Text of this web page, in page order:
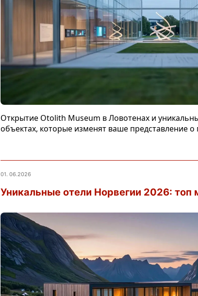
Открытие Otolith Museum в Ловотенах и
объектах, которые изменят ваше представление
01. 06.2026
Уникальные отели Норвегии 2026: топ